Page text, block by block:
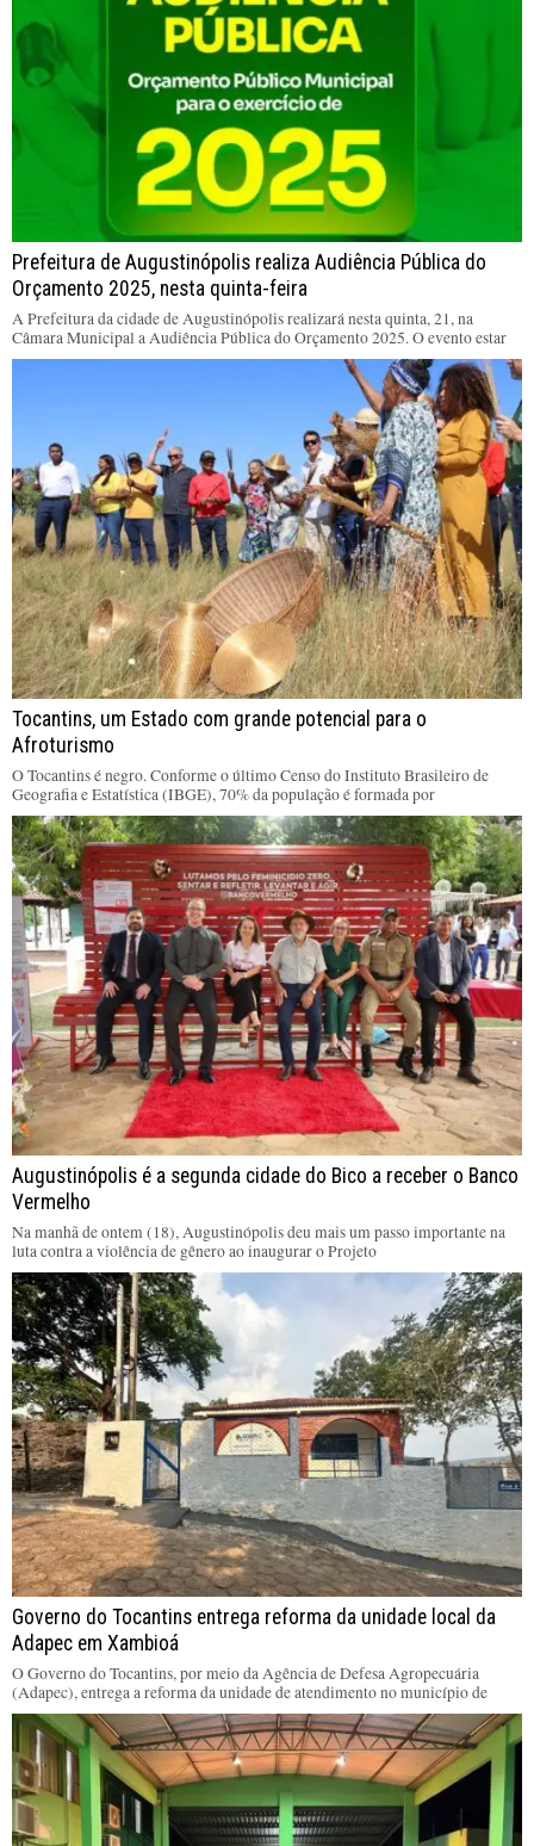
Prefeitura de Augustinópolis realiza Audiência Pública do
Orçamento 2025, nesta quinta-feira
A Prefeitura da cidade de Augustinópolis realizará nesta quinta, 21, na
Câmara Municipal a Audiência Pública do Orçamento 2025. O evento estar
Tocantins, um Estado com grande potencial para o
Afroturismo
O Tocantins é negro. Conforme o último Censo do Instituto Brasileiro de
Geografia e Estatística (IBGE), 70% da população é formada por
Augustinópolis é a segunda cidade do Bico a receber o Banco
Vermelho
Na manhã de ontem (18), Augustinópolis deu mais um passo importante na
luta contra a violência de gênero ao inaugurar o Projeto
Governo do Tocantins entrega reforma da unidade local da
Adapec em Xambioá
O Governo do Tocantins, por meio da Agência de Defesa Agropecuária
(Adapec), entrega a reforma da unidade de atendimento no município de